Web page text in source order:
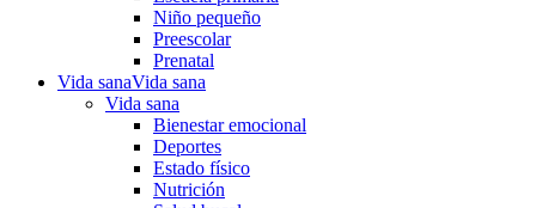
Niño pequeño
Preescolar
Prenatal
Vida sanaVida sana
Vida sana
Bienestar emocional
Deportes
Estado físico
Nutrición